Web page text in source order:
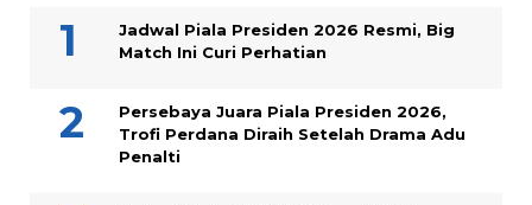
Jadwal Piala Presiden 2026 Resmi, Big
Match Ini Curi Perhatian
Persebaya Juara Piala Presiden 2026,
Trofi Perdana Diraih Setelah Drama Adu
Penalti